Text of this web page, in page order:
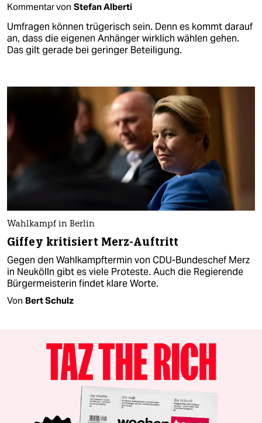
Kommentar von Stefan Alberti
Umfragen können trügerisch sein. Denn es kommt darauf
an, dass die eigenen Anhänger wirklich wählen gehen.
Das gilt gerade bei geringer Beteiligung.
Wahlkampf in Berlin
Giffey kritisiert Merz-Auftritt
Gegen den Wahlkampftermin von CDU-Bundeschef Merz
in Neukölln gibt es viele Proteste. Auch die Regierende
Bürgermeisterin findet klare Worte.
Von Bert Schulz